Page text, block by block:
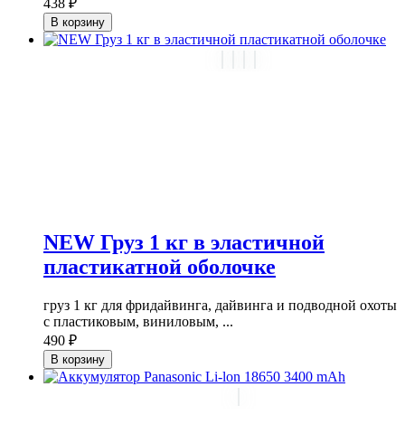
438 ₽
В корзину
NEW Груз 1 кг в эластичной
пластикатной оболочке
груз 1 кг для фридайвинга, дайвинга и подводной охоты
с пластиковым, виниловым, ...
490 ₽
В корзину